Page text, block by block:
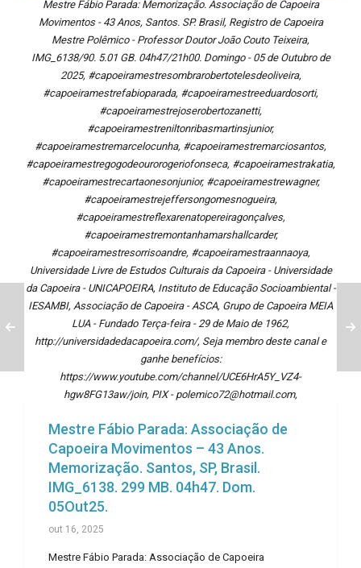
Mestre Fábio Parada: Memorização. Associação de Capoeira
Movimentos - 43 Anos, Santos. SP. Brasil, Registro de Capoeira
Mestre Polêmico - Professor Doutor João Couto Teixeira,
IMG_6138/90. 5.01 GB. 04h47/21h00. Domingo - 05 de Outubro de
2025, #capoeiramestresombrarobertotelesdeoliveira,
#capoeiramestrefabioparada, #capoeiramestreeduardosorti,
#capoeiramestrejoserobertozanetti,
#capoeiramestreniltonribasmartinsjunior,
#capoeiramestremarcelocunha, #capoeiramestremarciosantos,
#capoeiramestregogodeourorogeriofonseca, #capoeiramestrakatia,
#capoeiramestrecartaonesonjunior, #capoeiramestrewagner,
#capoeiramestrejeffersongomesnogueira,
#capoeiramestreflexarenatopereiragonçalves,
#capoeiramestremontanhamarshallcarder,
#capoeiramestresorrisoandre, #capoeiramestraannaoya,
Universidade Livre de Estudos Culturais da Capoeira - Universidade
da Capoeira - UNICAPOEIRA, Instituto de Educação Socioambiental -
IESAMBI, Associação de Capoeira - ASCA, Grupo de Capoeira MEIA
LUA - Fundado Terça-feira - 29 de Maio de 1962,
http://universidadedacapoeira.com/, Seja membro deste canal e
ganhe benefícios:
https://www.youtube.com/channel/UCE6HrA5Y_VZ4-
hgw8FG13aw/join, PIX - polemico72@hotmail.com,
Mestre Fábio Parada: Associação de
Capoeira Movimentos – 43 Anos.
Memorização. Santos, SP, Brasil.
IMG_6138. 299 MB. 04h47. Dom.
05Out25.
out 16, 2025
Mestre Fábio Parada: Associação de Capoeira